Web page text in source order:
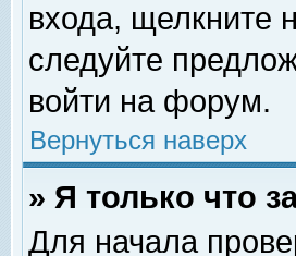
входа, щелкните
следуйте
войти на форум.
Вернуться наверх
» Я только что
Для начала